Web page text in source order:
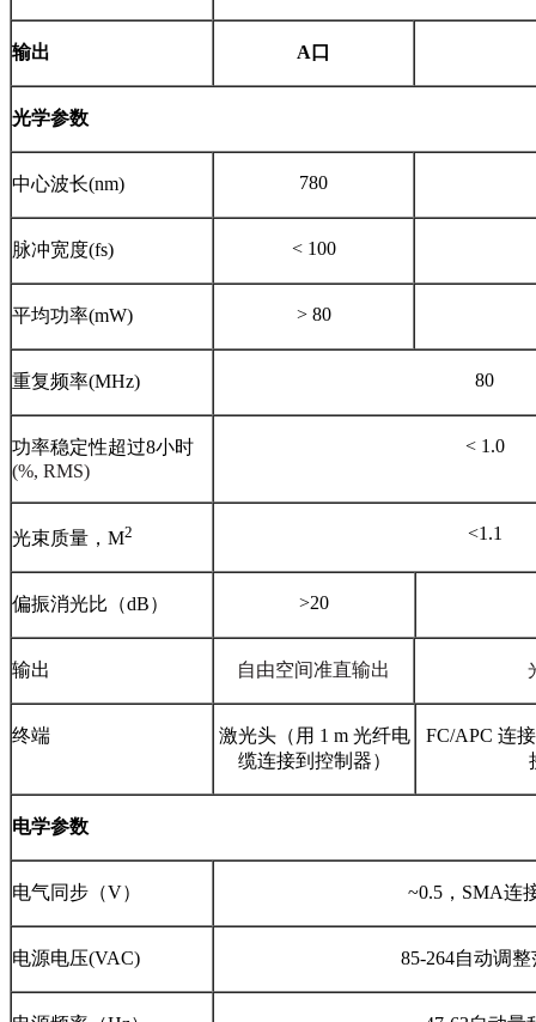
输出 A口
光学参数
中心波长(nm) 780
脉冲宽度(fs) < 100
平均功率(mW) > 80
重复频率(MHz) 80
功率稳定性超过8小时
(%, RMS)
< 1.0
光束质量，M2 <1.1
偏振消光比（dB） >20
输出 自由空间准直输出
终端
激光头（用 1 m 光纤电
缆连接到控制器）
FC/APC 连
电学参数
电气同步（V） ~0.5，SMA连
电源电压(VAC) 85-264自动调整